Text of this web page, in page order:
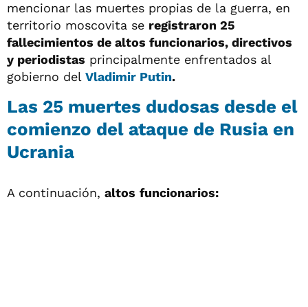
mencionar las muertes propias de la guerra, en
territorio moscovita se registraron 25
fallecimientos de altos funcionarios, directivos
y periodistas principalmente enfrentados al
gobierno del Vladimir Putin.
Las 25 muertes dudosas desde el
comienzo del ataque de Rusia en
Ucrania
A continuación, altos funcionarios: